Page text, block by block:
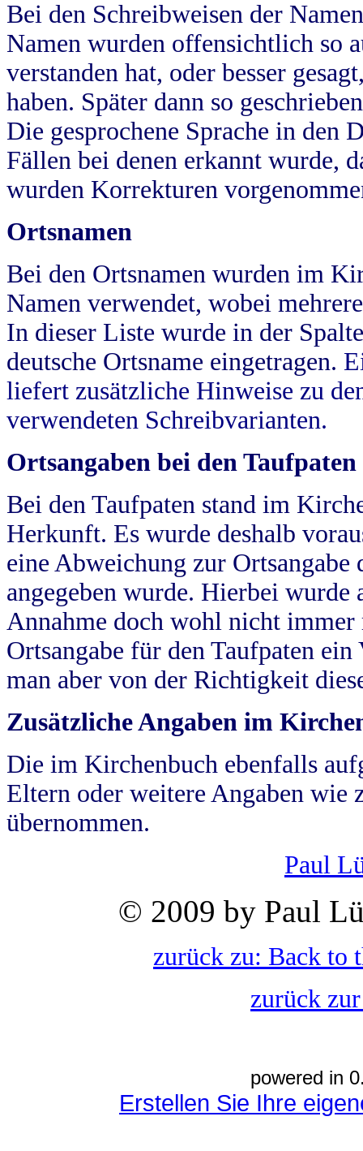
Bei den Schreibweisen der
Namen wurden offensichtlich so
verstanden hat, oder besser
haben. Später dann so
Die gesprochene Sprache in
Fällen bei denen erkannt wurde,
wurden Korrekturen
Ortsnamen
Bei den Ortsnamen wurden im
Namen verwendet, wobei
In dieser Liste wurde in der
deutsche Ortsname eingetragen.
liefert zusätzliche Hinweise zu
verwendeten Schreibvarianten.
Ortsangaben bei den Taufpaten
Bei den Taufpaten stand im
Herkunft. Es wurde deshalb
eine Abweichung zur
angegeben wurde. Hierbei wurde
Annahme doch wohl nicht
Ortsangabe für den Taufpaten
man aber von der Richtigkeit
Zusätzliche Angaben im
Die im Kirchenbuch ebenfalls
Eltern oder weitere Angaben wie
übernommen.
Paul
© 2009 by Paul
zurück zu: Back to
zurück
powered in
Erstellen Sie Ihre